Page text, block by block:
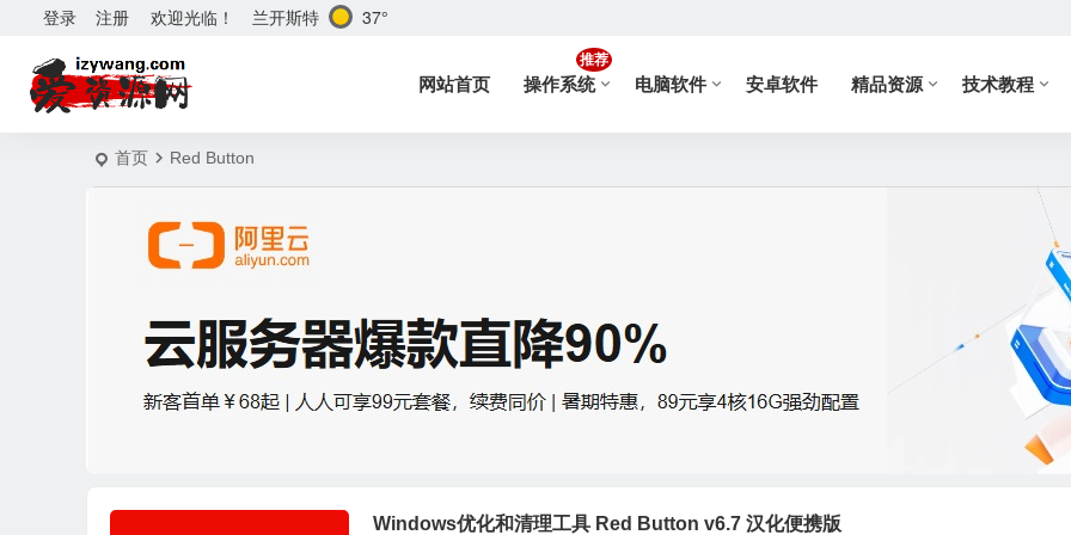
欢迎光临！
登录 注册 兰开斯特 37°
网站首页 操作系统
推荐
电脑软件 安卓软件 精品资源 技术教程
首页 Red Button
Windows优化和清理工具 Red Button v6.7 汉化便携版